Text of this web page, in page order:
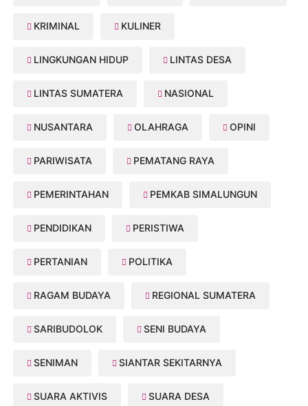
KRIMINAL KULINER
LINGKUNGAN HIDUP LINTAS DESA
LINTAS SUMATERA NASIONAL
NUSANTARA OLAHRAGA OPINI
PARIWISATA PEMATANG RAYA
PEMERINTAHAN PEMKAB SIMALUNGUN
PENDIDIKAN PERISTIWA
PERTANIAN POLITIKA
RAGAM BUDAYA REGIONAL SUMATERA
SARIBUDOLOK SENI BUDAYA
SENIMAN SIANTAR SEKITARNYA
SUARA AKTIVIS SUARA DESA